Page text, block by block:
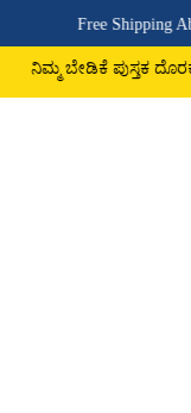
Above ₹500 | COD
ದೊರಕದಿದ್ದರೆ 9742225779